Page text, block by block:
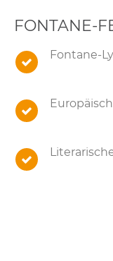
FONTANE-
Fontane-